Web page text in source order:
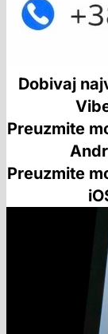
Dobivaj
Preuzmite
Preuzmite